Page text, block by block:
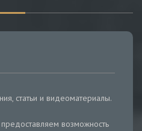
статьи и видеоматериалы.
возможность